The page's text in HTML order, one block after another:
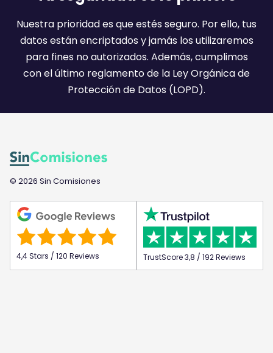
Nuestra prioridad es que estés seguro. Por ello, tus
datos están encriptados y jamás los utilizaremos
para fines no autorizados. Además, cumplimos
con el último reglamento de la Ley Orgánica de
Protección de Datos (LOPD).
© 2026 Sin Comisiones
4,4 Stars / 120 Reviews TrustScore 3,8 / 192 Reviews